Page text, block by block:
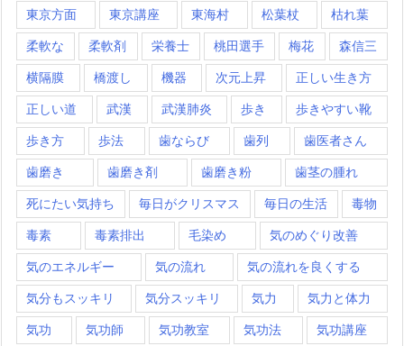
東京方面 東京講座 東海村 松葉杖 枯れ葉
柔軟な 柔軟剤 栄養士 桃田選手 梅花 森信三
横隔膜 橋渡し 機器 次元上昇 正しい生き方
正しい道 武漢 武漢肺炎 歩き 歩きやすい靴
歩き方 歩法 歯ならび 歯列 歯医者さん
歯磨き 歯磨き剤 歯磨き粉 歯茎の腫れ
死にたい気持ち 毎日がクリスマス 毎日の生活 毒物
毒素 毒素排出 毛染め 気のめぐり改善
気のエネルギー 気の流れ 気の流れを良くする
気分もスッキリ 気分スッキリ 気力 気力と体力
気功 気功師 気功教室 気功法 気功講座